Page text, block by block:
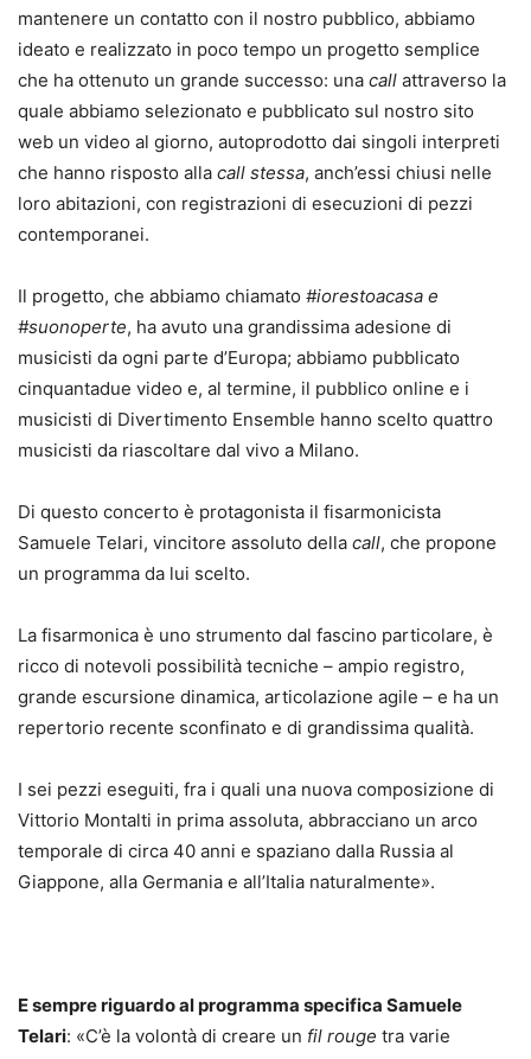
mantenere un contatto con il nostro pubblico, abbiamo
ideato e realizzato in poco tempo un progetto semplice
che ha ottenuto un grande successo: una call attraverso la
quale abbiamo selezionato e pubblicato sul nostro sito
web un video al giorno, autoprodotto dai singoli interpreti
che hanno risposto alla call stessa, anch’essi chiusi nelle
loro abitazioni, con registrazioni di esecuzioni di pezzi
contemporanei.
Il progetto, che abbiamo chiamato #iorestoacasa e
#suonoperte, ha avuto una grandissima adesione di
musicisti da ogni parte d’Europa; abbiamo pubblicato
cinquantadue video e, al termine, il pubblico online e i
musicisti di Divertimento Ensemble hanno scelto quattro
musicisti da riascoltare dal vivo a Milano.
Di questo concerto è protagonista il fisarmonicista
Samuele Telari, vincitore assoluto della call, che propone
un programma da lui scelto.
La fisarmonica è uno strumento dal fascino particolare, è
ricco di notevoli possibilità tecniche – ampio registro,
grande escursione dinamica, articolazione agile – e ha un
repertorio recente sconfinato e di grandissima qualità.
I sei pezzi eseguiti, fra i quali una nuova composizione di
Vittorio Montalti in prima assoluta, abbracciano un arco
temporale di circa 40 anni e spaziano dalla Russia al
Giappone, alla Germania e all’Italia naturalmente».
E sempre riguardo al programma specifica Samuele
Telari: «C’è la volontà di creare un fil rouge tra varie